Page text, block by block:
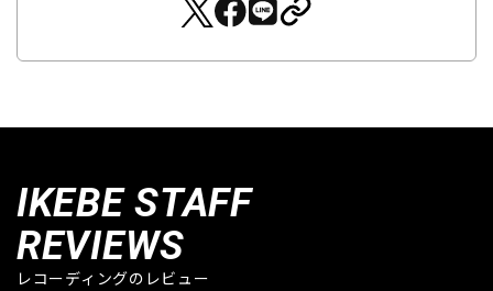
IKEBE STAFF
REVIEWS
レコーディングのレビュー